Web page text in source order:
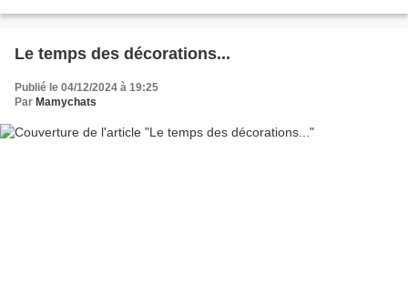
Le temps des décorations...
Publié le 04/12/2024 à 19:25
Par Mamychats